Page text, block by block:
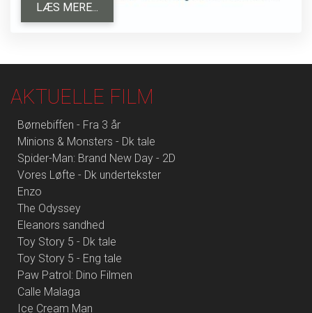
LÆS MERE...
AKTUELLE FILM
Børnebiffen - Fra 3 år
Minions & Monsters - Dk tale
Spider-Man: Brand New Day - 2D
Vores Løfte - Dk undertekster
Enzo
The Odyssey
Eleanors sandhed
Toy Story 5 - Dk tale
Toy Story 5 - Eng tale
Paw Patrol: Dino Filmen
Calle Malaga
Ice Cream Man